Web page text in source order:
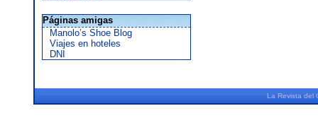
Páginas amigas
Manolo’s Shoe Blog
Viajes en hoteles
DNI
La Revista del